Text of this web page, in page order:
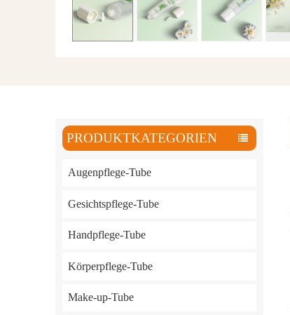
PRODUKTKATEGORIEN
Augenpflege-Tube
Gesichtspflege-Tube
Handpflege-Tube
Körperpflege-Tube
Make-up-Tube